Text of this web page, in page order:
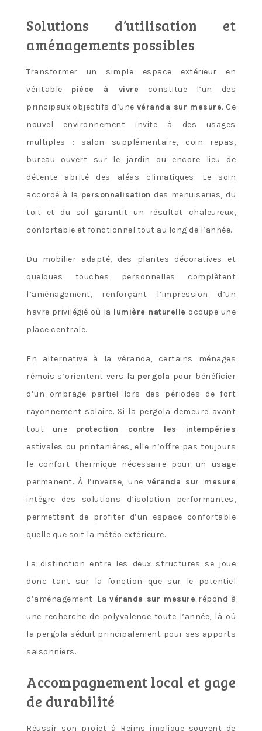
Solutions d’utilisation et
aménagements possibles
Transformer un simple espace extérieur en
véritable pièce à vivre constitue l’un des
principaux objectifs d’une véranda sur mesure. Ce
nouvel environnement invite à des usages
multiples : salon supplémentaire, coin repas,
bureau ouvert sur le jardin ou encore lieu de
détente abrité des aléas climatiques. Le soin
accordé à la personnalisation des menuiseries, du
toit et du sol garantit un résultat chaleureux,
confortable et fonctionnel tout au long de l’année.
Du mobilier adapté, des plantes décoratives et
quelques touches personnelles complètent
l’aménagement, renforçant l’impression d’un
havre privilégié où la lumière naturelle occupe une
place centrale.
En alternative à la véranda, certains ménages
rémois s’orientent vers la pergola pour bénéficier
d’un ombrage partiel lors des périodes de fort
rayonnement solaire. Si la pergola demeure avant
tout une protection contre les intempéries
estivales ou printanières, elle n’offre pas toujours
le confort thermique nécessaire pour un usage
permanent. À l’inverse, une véranda sur mesure
intègre des solutions d’isolation performantes,
permettant de profiter d’un espace confortable
quelle que soit la météo extérieure.
La distinction entre les deux structures se joue
donc tant sur la fonction que sur le potentiel
d’aménagement. Lavéranda sur mesure répond à
une recherche de polyvalence toute l’année, là où
la pergola séduit principalement pour ses apports
saisonniers.
Accompagnement local et gage
de durabilité
Réussir son projet à Reims implique souvent de